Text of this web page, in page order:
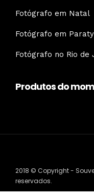
Fotógrafo em Natal
Fotógrafo em Paraty
Fotógrafo no Rio de
Produtos do
2018 © Copyright -
reservados.